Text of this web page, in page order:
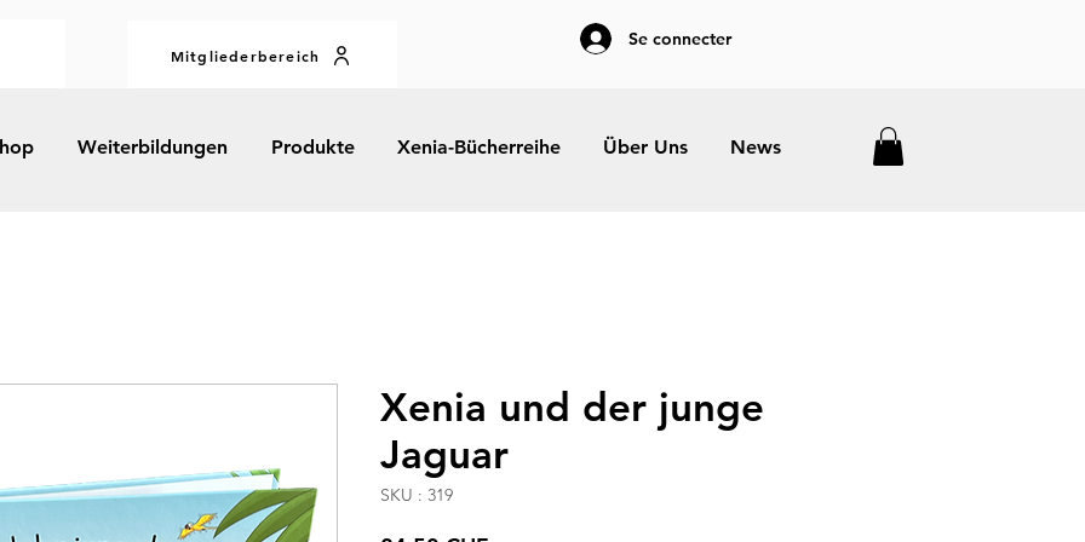
Mitgliederbereich
Se connecter
Weiterbildungen Produkte Xenia-Bücherreihe Über Uns News
Xenia und der junge
Jaguar
SKU : 319